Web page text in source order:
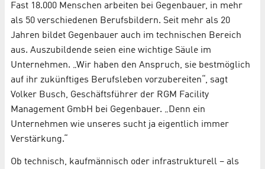
Fast 18.000 Menschen arbeiten bei Gegenbauer, in mehr
als 50 verschiedenen Berufsbildern. Seit mehr als 20
Jahren bildet Gegenbauer auch im technischen Bereich
aus. Auszubildende seien eine wichtige Säule im
Unternehmen. „Wir haben den Anspruch, sie bestmöglich
auf ihr zukünftiges Berufsleben vorzubereiten“, sagt
Volker Busch, Geschäftsführer der RGM Facility
Management GmbH bei Gegenbauer. „Denn ein
Unternehmen wie unseres sucht ja eigentlich immer
Verstärkung.“
Ob technisch, kaufmännisch oder infrastrukturell – als